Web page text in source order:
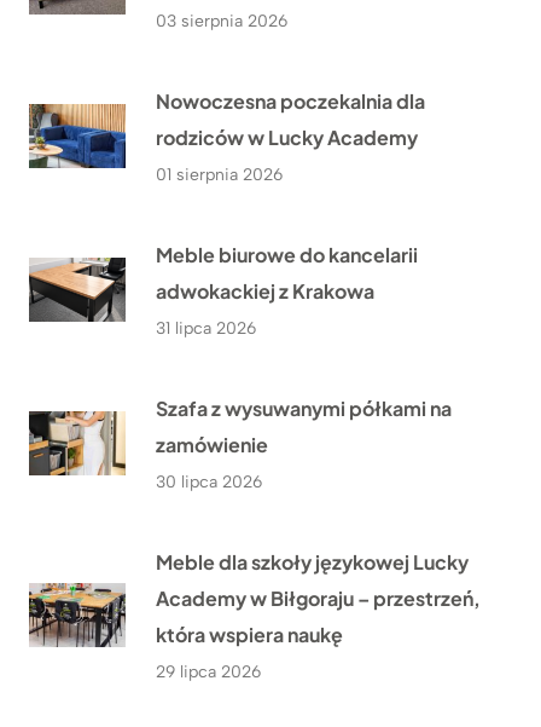
03 sierpnia 2026
Nowoczesna poczekalnia dla
rodziców w Lucky Academy
01 sierpnia 2026
Meble biurowe do kancelarii
adwokackiej z Krakowa
31 lipca 2026
Szafa z wysuwanymi półkami na
zamówienie
30 lipca 2026
Meble dla szkoły językowej Lucky
Academy w Biłgoraju – przestrzeń,
która wspiera naukę
29 lipca 2026